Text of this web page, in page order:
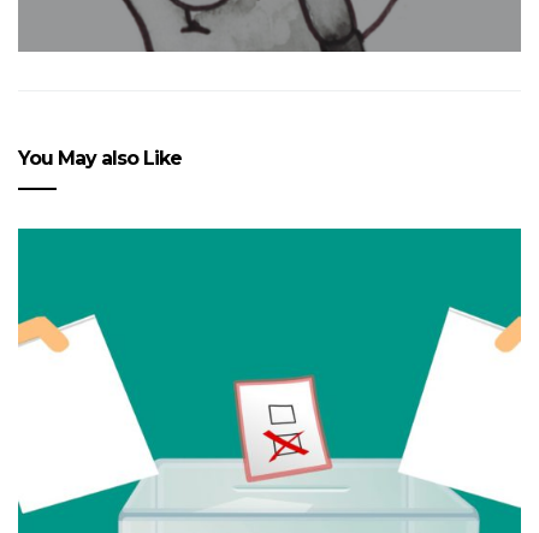
You May also Like